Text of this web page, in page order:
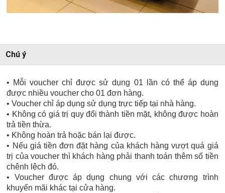
Chú ý
• Mỗi voucher chỉ được sử dụng 01 lần có thể áp dụng
được nhiều voucher cho 01 đơn hàng.
• Voucher chỉ áp dụng sử dụng trực tiếp tại nhà hàng.
• Không có giá trị quy đổi thành tiền mặt, không được hoàn
trả tiền thừa.
• Không hoàn trả hoặc bán lại được.
• Nếu giá tiền đơn đặt hàng của khách hàng vượt quá giá
trị của voucher thì khách hàng phải thanh toán thêm số tiền
chênh lệch đó.
• Voucher được áp dụng chung với các chương trình
khuyến mãi khác tại cửa hàng.